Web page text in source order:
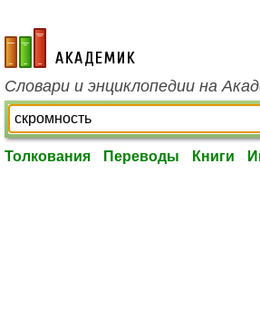
academic.ru
Словари и энциклопедии на
Толкования Переводы Книги